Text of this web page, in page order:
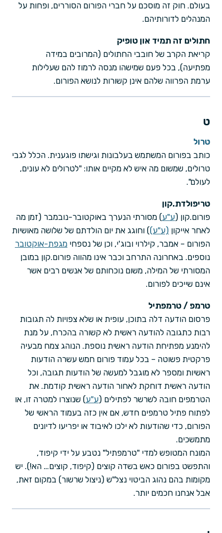
בעולם. חוק זה מוסכם על חברי הפורום הסוררים, ופחות על
המנהלים לדורותיהם.
חתולים זה תמיד און טופיק
קריאת הקרב של חובבי החתולים (המרובים במידה
מפתיעה), בכל פעם שמישהו מנסה לרמוז להם שעלילות
ערמת הפרווה שלהם אינן קשורות לנושא הפורום.
ט
טרול
כותב בפורום המשתמש בעלבונות וגישתו פוגענית. הכלל לגבי
טרולים, שמשום מה איש לא מקיים אותו: "לטרולים לא עונים,
לעולם".
טריפולדת.קון
פורום.קון (ע"ע) מסורתי הנערך באוקטובר-נובמבר (זמן מה
לאחר אייקון (ע"ע)) וחוגג את יום הולדתם של שלושה מאושיות
הפורום – אמבר, קילרוי ובוג'י, וכן של נספחי מגפת-אוקטובר
נוספים. באחרונה התרחב וכבר אינו מהווה פורום.קון במובן
המסורתי של המילה, משום נוכחותם של אנשים רבים אשר
אינם שייכים לפורום.
טרמפ / טרמפתיל
פרסום הודעה דלה בתוכן, עופית או שלא צפויות לה תגובות
רבות כתגובה להודעה ראשית לא קשורה בהכרח, על מנת
להימנע מפתיחת הודעה ראשית נוספת. הנוהג צמח מבעיה
פרקטית פשוטה – בכל עמוד פורום חמש עשרה הודעות
ראשיות ומספר לא מוגבל למעשה של הודעות תגובה, וכל
הודעה ראשית דוחקת לאחור הודעה ראשית קודמת. את
הטרמפים חובה לשרשר לפתילים (ע"ע) שנוצרו למטרה זו, או
לפתוח פתיל טרמפים חדש, אם אין כזה בעמוד הראשי של
הפורום, כדי שהודעות לא ילכו לאיבוד או יפריעו לדיונים
מתמשכים.
המונח המטופש למדי "טרמפתיל" נטבע על ידי קיפוד,
והתפשט בפורום כאש בשדה קוצים (קיפוד, קוצים… הא!). יש
מקומות בהם נהוג הביטוי נצל"ש (ניצול שרשור) במקום זאת,
אבל אנחנו חכמים יותר.